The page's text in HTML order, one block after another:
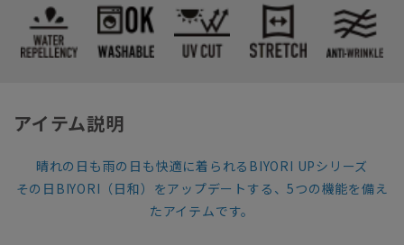
アイテム説明
晴れの日も雨の日も快適に着られるBIYORI UPシリーズ
その日BIYORI（日和）をアップデートする、5つの機能を備え
たアイテムです。